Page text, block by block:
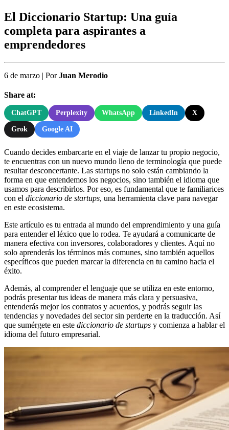
El Diccionario Startup: Una guía
completa para aspirantes a
emprendedores
6 de marzo | PorJuan Merodio
Share at:
ChatGPT Perplexity WhatsApp LinkedIn X
Grok Google AI
Cuando decides embarcarte en el viaje de lanzar tu propio negocio,
te encuentras con un nuevo mundo lleno de terminología que puede
resultar desconcertante. Las startups no solo están cambiando la
forma en que entendemos los negocios, sino también el idioma que
usamos para describirlos. Por eso, es fundamental que te familiarices
con el diccionario de startups, una herramienta clave para navegar
en este ecosistema.
Este artículo es tu entrada al mundo del emprendimiento y una guía
para entender el léxico que lo rodea. Te ayudará a comunicarte de
manera efectiva con inversores, colaboradores y clientes. Aquí no
solo aprenderás los términos más comunes, sino también aquellos
específicos que pueden marcar la diferencia en tu camino hacia el
éxito.
Además, al comprender el lenguaje que se utiliza en este entorno,
podrás presentar tus ideas de manera más clara y persuasiva,
entenderás mejor los contratos y acuerdos, y podrás seguir las
tendencias y novedades del sector sin perderte en la traducción. Así
que sumérgete en este diccionario de startups y comienza a hablar el
idioma del futuro empresarial.